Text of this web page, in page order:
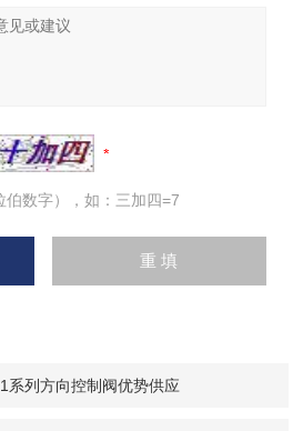
数字），如：三加四=7
系列方向控制阀优势供应